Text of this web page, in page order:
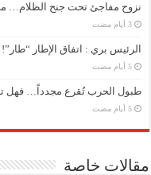
نزوح مفاجئ تحت جنح الظلام…
الرئيس بري : اتفاق الإطار “طار”!
طبول الحرب تُقرع مجدداً… فهل
مقالات خاصة